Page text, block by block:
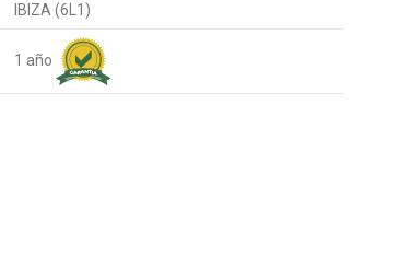
IBIZA (6L1)
1 año